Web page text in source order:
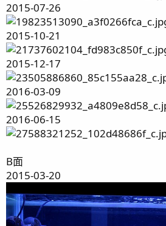
2015-07-26
2015-10-21
2015-12-17
2016-03-09
2016-06-15
B面
2015-03-20